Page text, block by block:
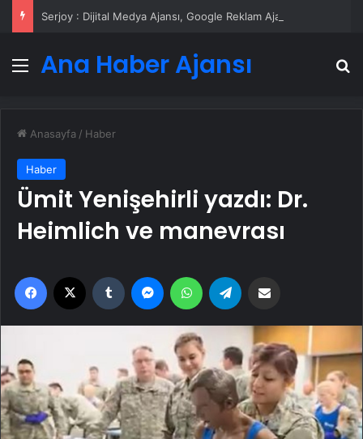
Menü
Ana Haber Ajansı
Anasayfa / Haber
Haber
Ümit Yenişehirli yazdı: Dr.
Heimlich ve manevrası
Facebook Tumblr MessengerWhatsApp